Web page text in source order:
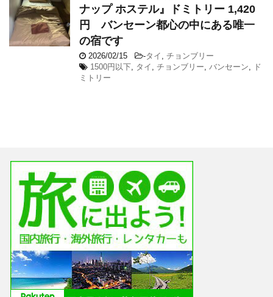
ナップ ホステル』ドミトリー 1,420
円 バンセーン都心の中にある唯一
の宿です
2026/02/15 -タイ
チョンブリー
1500円以下
タイ チョンブリー バンセーン
ド
ミトリー